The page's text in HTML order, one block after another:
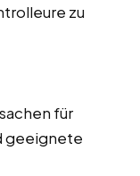
zu
für
geeignete